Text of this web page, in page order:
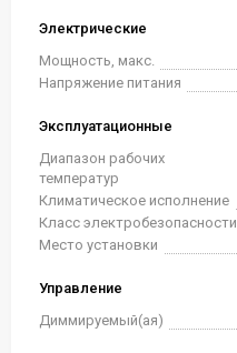
Электрические
Мощность, макс.
Напряжение питания
Эксплуатационные
Диапазон рабочих
температур
Климатическое исполнение
Класс электробезопасности
Место установки
Управление
Диммируемый(ая)